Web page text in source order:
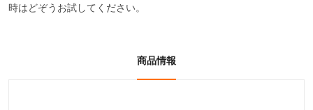
時はどぞうお試してください。
商品情報